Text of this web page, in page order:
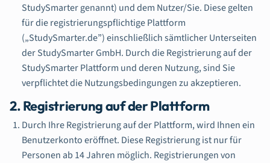
StudySmarter genannt) und dem Nutzer/Sie. Diese gelten
für die registrierungspflichtige Plattform
(„StudySmarter.de”) einschließlich sämtlicher Unterseiten
der StudySmarter GmbH. Durch die Registrierung auf der
StudySmarter Plattform und deren Nutzung, sind Sie
verpflichtet die Nutzungsbedingungen zu akzeptieren.
2. Registrierung auf der Plattform
Durch Ihre Registrierung auf der Plattform, wird Ihnen ein
Benutzerkonto eröffnet. Diese Registrierung ist nur für
Personen ab 14 Jahren möglich. Registrierungen von